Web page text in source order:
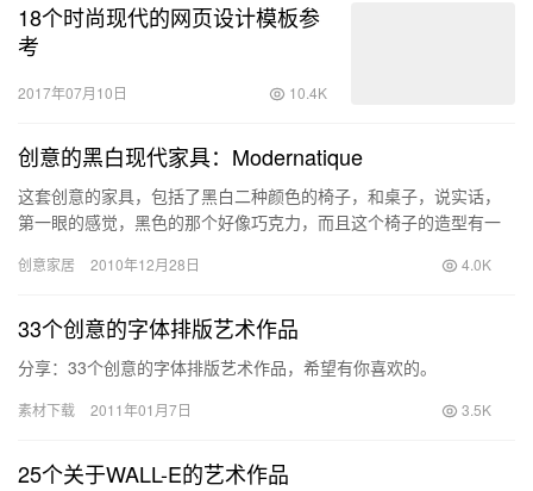
18个时尚现代的网页设计模板参
考
2017年07月10日 10.4K
创意的黑白现代家具：Modernatique
这套创意的家具，包括了黑白二种颜色的椅子，和桌子，说实话，
第一眼的感觉，黑色的那个好像巧克力，而且这个椅子的造型有一
类的，也不会显得太小了。
创意家居 2010年12月28日 4.0K
33个创意的字体排版艺术作品
分享：33个创意的字体排版艺术作品，希望有你喜欢的。
素材下载 2011年01月7日 3.5K
25个关于WALL-E的艺术作品